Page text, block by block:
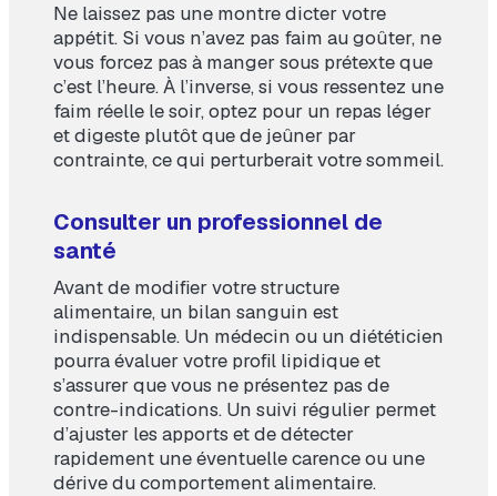
Ne laissez pas une montre dicter votre
appétit. Si vous n’avez pas faim au goûter, ne
vous forcez pas à manger sous prétexte que
c’est l’heure. À l’inverse, si vous ressentez une
faim réelle le soir, optez pour un repas léger
et digeste plutôt que de jeûner par
contrainte, ce qui perturberait votre sommeil.
Consulter un professionnel de
santé
Avant de modifier votre structure
alimentaire, un bilan sanguin est
indispensable. Un médecin ou un diététicien
pourra évaluer votre profil lipidique et
s’assurer que vous ne présentez pas de
contre-indications. Un suivi régulier permet
d’ajuster les apports et de détecter
rapidement une éventuelle carence ou une
dérive du comportement alimentaire.